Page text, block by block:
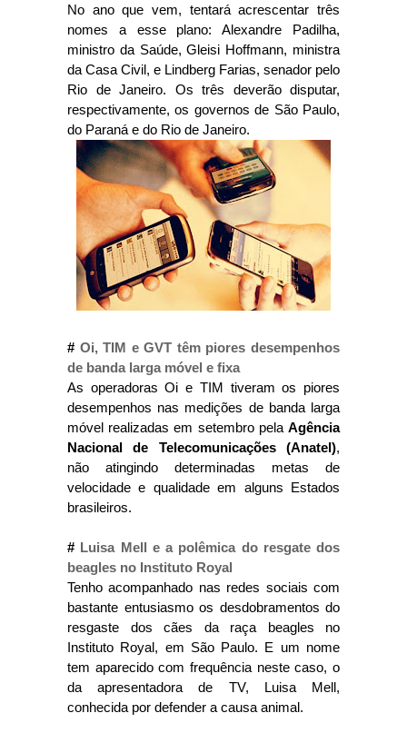
No ano que vem, tentará acrescentar três
nomes a esse plano: Alexandre Padilha,
ministro da Saúde, Gleisi Hoffmann, ministra
da Casa Civil, e Lindberg Farias, senador pelo
Rio de Janeiro. Os três deverão disputar,
respectivamente, os governos de São Paulo,
do Paraná e do Rio de Janeiro.
# Oi, TIM e GVT têm piores desempenhos
de banda larga móvel e fixa
As operadoras Oi e TIM tiveram os piores
desempenhos nas medições de banda larga
móvel realizadas em setembro pela Agência
Nacional de Telecomunicações (Anatel),
não atingindo determinadas metas de
velocidade e qualidade em alguns Estados
brasileiros.
# Luisa Mell e a polêmica do resgate dos
beagles no Instituto Royal
Tenho acompanhado nas redes sociais com
bastante entusiasmo os desdobramentos do
resgaste dos cães da raça beagles no
Instituto Royal, em São Paulo. E um nome
tem aparecido com frequência neste caso, o
da apresentadora de TV, Luisa Mell,
conhecida por defender a causa animal.